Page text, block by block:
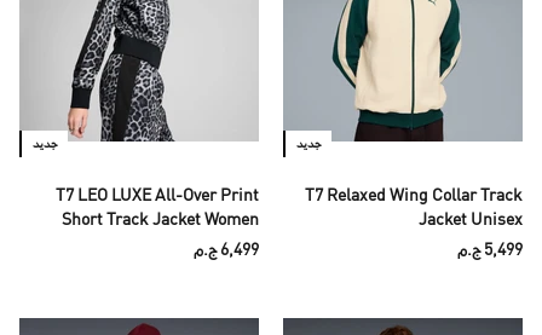
جديد
T7 Relaxed Wing Collar Track
Jacket Unisex
5,499 ج.م
جديد
T7 LEO LUXE All-Over Print
Short Track Jacket Women
6,499 ج.م